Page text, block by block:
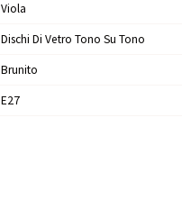
Viola
Dischi Di Vetro Tono Su Tono
Brunito
E27